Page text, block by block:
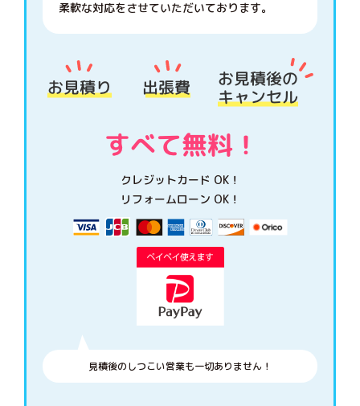
柔軟な対応をさせていただいております。
クレジットカード OK！
リフォームローン OK！
見積後のしつこい営業も一切ありません！